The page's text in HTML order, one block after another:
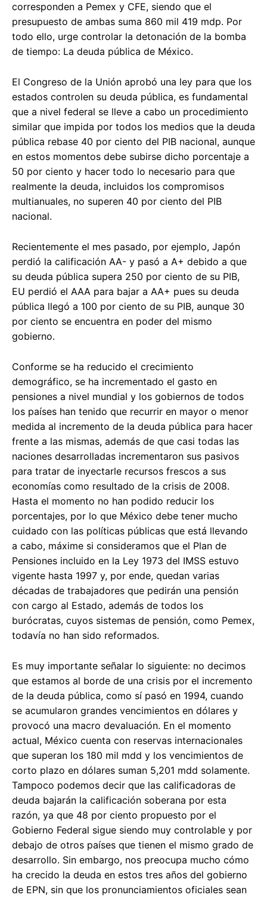
corresponden a Pemex y CFE, siendo que el
presupuesto de ambas suma 860 mil 419 mdp. Por
todo ello, urge controlar la detonación de la bomba
de tiempo: La deuda pública de México.
El Congreso de la Unión aprobó una ley para que los
estados controlen su deuda pública, es fundamental
que a nivel federal se lleve a cabo un procedimiento
similar que impida por todos los medios que la deuda
pública rebase 40 por ciento del PIB nacional, aunque
en estos momentos debe subirse dicho porcentaje a
50 por ciento y hacer todo lo necesario para que
realmente la deuda, incluidos los compromisos
multianuales, no superen 40 por ciento del PIB
nacional.
Recientemente el mes pasado, por ejemplo, Japón
perdió la calificación AA- y pasó a A+ debido a que
su deuda pública supera 250 por ciento de su PIB,
EU perdió el AAA para bajar a AA+ pues su deuda
pública llegó a 100 por ciento de su PIB, aunque 30
por ciento se encuentra en poder del mismo
gobierno.
Conforme se ha reducido el crecimiento
demográfico, se ha incrementado el gasto en
pensiones a nivel mundial y los gobiernos de todos
los países han tenido que recurrir en mayor o menor
medida al incremento de la deuda pública para hacer
frente a las mismas, además de que casi todas las
naciones desarrolladas incrementaron sus pasivos
para tratar de inyectarle recursos frescos a sus
economías como resultado de la crisis de 2008.
Hasta el momento no han podido reducir los
porcentajes, por lo que México debe tener mucho
cuidado con las políticas públicas que está llevando
a cabo, máxime si consideramos que el Plan de
Pensiones incluido en la Ley 1973 del IMSS estuvo
vigente hasta 1997 y, por ende, quedan varias
décadas de trabajadores que pedirán una pensión
con cargo al Estado, además de todos los
burócratas, cuyos sistemas de pensión, como Pemex,
todavía no han sido reformados.
Es muy importante señalar lo siguiente: no decimos
que estamos al borde de una crisis por el incremento
de la deuda pública, como sí pasó en 1994, cuando
se acumularon grandes vencimientos en dólares y
provocó una macro devaluación. En el momento
actual, México cuenta con reservas internacionales
que superan los 180 mil mdd y los vencimientos de
corto plazo en dólares suman 5,201 mdd solamente.
Tampoco podemos decir que las calificadoras de
deuda bajarán la calificación soberana por esta
razón, ya que 48 por ciento propuesto por el
Gobierno Federal sigue siendo muy controlable y por
debajo de otros países que tienen el mismo grado de
desarrollo. Sin embargo, nos preocupa mucho cómo
ha crecido la deuda en estos tres años del gobierno
de EPN, sin que los pronunciamientos oficiales sean